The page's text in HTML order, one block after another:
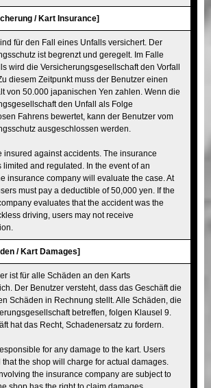
/ Kart Insurance]
für den Fall eines Unfalls versichert. Der
ist begrenzt und geregelt. Im Falle
wird die Versicherungsgesellschaft den Vorfall
diesem Zeitpunkt muss der Benutzer einen
von 50.000 japanischen Yen zahlen. Wenn die
den Unfall als Folge
Fahrens bewertet, kann der Benutzer vom
ausgeschlossen werden.
insured against accidents. The insurance
limited and regulated. In the event of an
insurance company will evaluate the case. At
must pay a deductible of 50,000 yen. If the
evaluates that the accident was the
driving, users may not receive
/ Kart Damages]
ist für alle Schäden an den Karts
Der Benutzer versteht, dass das Geschäft die
Schäden in Rechnung stellt. Alle Schäden, die
betreffen, folgen Klausel 9.
hat das Recht, Schadenersatz zu fordern.
for any damage to the kart. Users
the shop will charge for actual damages.
the insurance company are subject to